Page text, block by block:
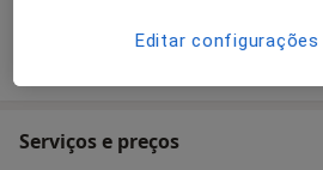
Mostrar mais
Serviços e preços
Editar configurações